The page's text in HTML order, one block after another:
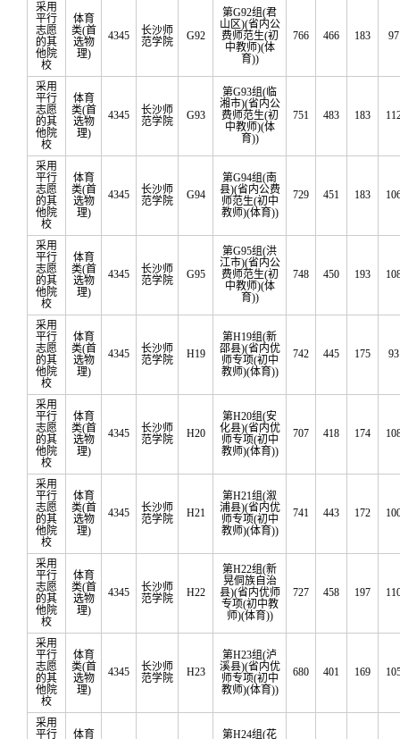
采用
平行
志愿
的其
他院
校
体育
类(首
选物
理)
4345
长沙师
范学院
G92
第G92组(君
山区)(省内公
费师范生(初
中教师)(体
育))
766 466 183 97
采用
平行
志愿
的其
他院
校
体育
类(首
选物
理)
4345
长沙师
范学院
G93
第G93组(临
湘市)(省内公
费师范生(初
中教师)(体
育))
751 483 183
采用
平行
志愿
的其
他院
校
体育
类(首
选物
理)
4345
长沙师
范学院
G94
第G94组(南
县)(省内公费
师范生(初中
教师)(体育))
729 451 183
采用
平行
志愿
的其
他院
校
体育
类(首
选物
理)
4345
长沙师
范学院
G95
第G95组(洪
江市)(省内公
费师范生(初
中教师)(体
育))
748 450 193
采用
平行
志愿
的其
他院
校
体育
类(首
选物
理)
4345
长沙师
范学院
H19
第H19组(新
邵县)(省内优
师专项(初中
教师)(体育))
742 445 175 93
采用
平行
志愿
的其
他院
校
体育
类(首
选物
理)
4345
长沙师
范学院
H20
第H20组(安
化县)(省内优
师专项(初中
教师)(体育))
707 418 174
采用
平行
志愿
的其
他院
校
体育
类(首
选物
理)
4345
长沙师
范学院
H21
第H21组(溆
浦县)(省内优
师专项(初中
教师)(体育))
741 443 172
采用
平行
志愿
的其
他院
校
体育
类(首
选物
理)
4345
长沙师
范学院
H22
第H22组(新
晃侗族自治
县)(省内优师
专项(初中教
师)(体育))
727 458 197
采用
平行
志愿
的其
他院
校
体育
类(首
选物
理)
4345
长沙师
范学院
H23
第H23组(泸
溪县)(省内优
师专项(初中
教师)(体育))
680 401 169
采用
平行
体育 第H24组(花